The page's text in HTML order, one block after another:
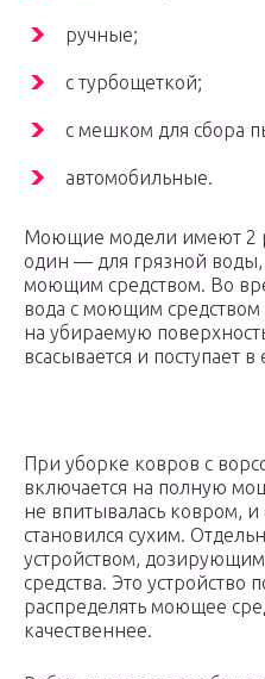
ручные;
с турбощеткой;
с мешком для сбора
автомобильные.
Моющие модели имеют 2
один — для грязной
моющим средством. Во
вода с моющим средством
на убираемую
всасывается и поступает
При уборке ковров с
включается на полную
не впитывалась ковром,
становился сухим.
устройством, дозирующим
средства. Это устройство
распределять моющее
качественнее.